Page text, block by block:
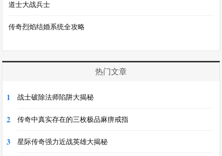
道士大战兵士
传奇烈焰结婚系统全攻略
热门文章
1 战士破除法师陷阱大揭秘
2 传奇中真实存在的三枚极品麻痹戒指
3 星际传奇强力近战英雄大揭秘